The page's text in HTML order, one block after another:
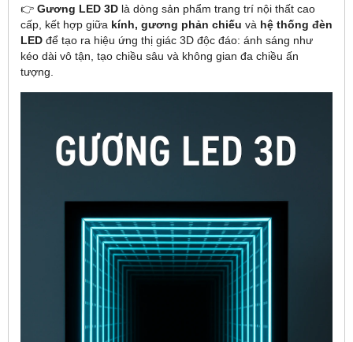
👉 Gương LED 3D là dòng sản phẩm trang trí nội thất cao
cấp, kết hợp giữa kính, gương phản chiếu và hệ thống đèn
LED để tạo ra hiệu ứng thị giác 3D độc đáo: ánh sáng như
kéo dài vô tận, tạo chiều sâu và không gian đa chiều ấn
tượng.